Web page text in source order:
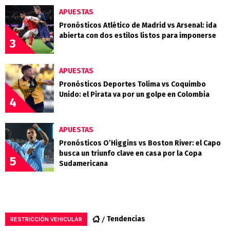
3
APUESTAS
Pronósticos Atlético de Madrid vs Arsenal: ida
abierta con dos estilos listos para imponerse
4
APUESTAS
Pronósticos Deportes Tolima vs Coquimbo
Unido: el Pirata va por un golpe en Colombia
5
APUESTAS
Pronósticos O’Higgins vs Boston River: el Capo
busca un triunfo clave en casa por la Copa
Sudamericana
RESTRICCIÓN VEHICULAR Tendencias